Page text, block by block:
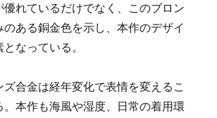
優れているだけでなく、このブロン
のある銅金色を示し、本作のデザイ
なっている。
合金は経年変化で表情を変えるこ
。本作も海風や湿度、日常の着用環